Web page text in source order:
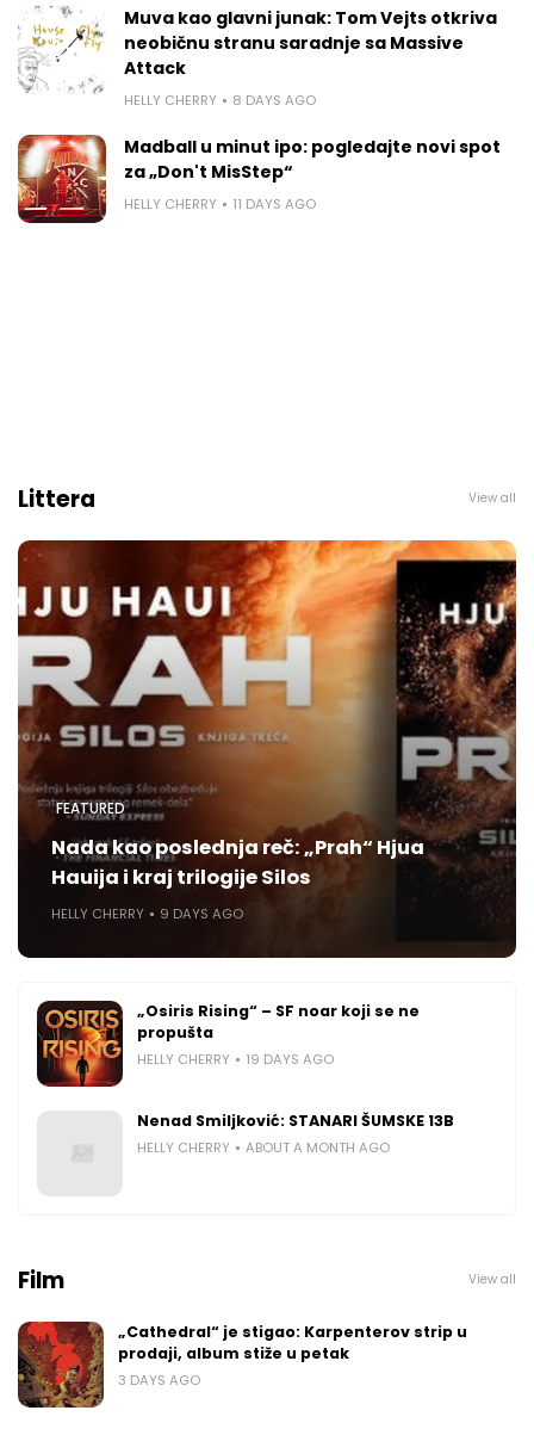
Muva kao glavni junak: Tom Vejts otkriva
neobičnu stranu saradnje sa Massive
Attack
HELLY CHERRY 8 DAYS AGO
Madball u minut ipo: pogledajte novi spot
za „Don't MisStep“
HELLY CHERRY 11 DAYS AGO
Littera View all
FEATURED
Nada kao poslednja reč: „Prah“ Hjua
Hauija i kraj trilogije Silos
HELLY CHERRY 9 DAYS AGO
„Osiris Rising“ – SF noar koji se ne
propušta
HELLY CHERRY 19 DAYS AGO
Nenad Smiljković: STANARI ŠUMSKE 13B
HELLY CHERRY ABOUT A MONTH AGO
Film View all
„Cathedral“ je stigao: Karpenterov strip u
prodaji, album stiže u petak
3 DAYS AGO